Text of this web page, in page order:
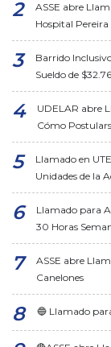
ASSE abre
Hospital Pereira
Barrido
Sueldo de
UDELAR abre
Cómo
Llamado en
Unidades de la
Llamado para
30 Horas
ASSE abre
Canelones
🔵 Llamado